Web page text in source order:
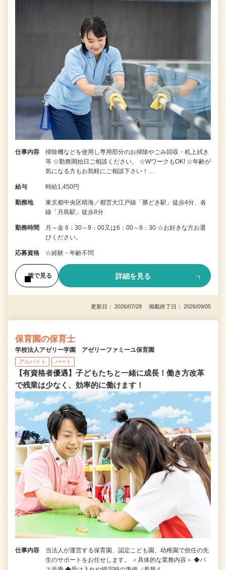
仕事内容
掃除機などを使用し専用部分のお掃除やごみ回収・机上拭き
等 ☆勤務開始日ご相談ください。 ☆WワークもOK! ☆年齢が
気になる方もお気軽にご相談下さい！…
給与 時給1,450円
勤務地
東京都中央区晴海／都営大江戸線「勝どき駅」徒歩4分、各
線「月島駅」徒歩8分
勤務時間
月～金 6：30～9：00又は6：00～8：30 ☆お好きな方お選
びください。
応募資格 ☆経験・年齢不問
後で見る 詳細を見る
更新日： 2026/07/28 掲載終了日： 2026/09/05
保育園の保育士
学校法人アゼリー学園 アゼリーファミーユ保育園
アルバイト パート
【有資格者優遇】子どもたちと一緒に成長！働き方改革
で残業は少なく、効率的に働けます！
仕事内容
当法人が運営する保育園、認定こども園、幼稚園で担任の先
生のサポートをお任せします。 ＜具体的な業務内容＞ ◆バ